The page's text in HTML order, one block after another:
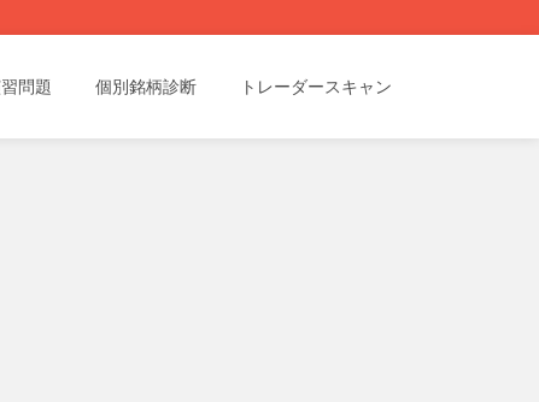
問題 個別銘柄診断 トレーダースキャン